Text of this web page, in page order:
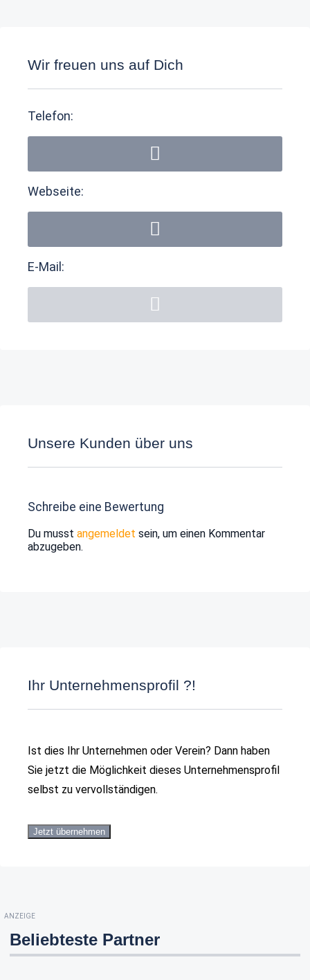
Wir freuen uns auf Dich
Telefon:
Webseite:
E-Mail:
Unsere Kunden über uns
Schreibe eine Bewertung
Du musst angemeldet sein, um einen Kommentar
abzugeben.
Ihr Unternehmensprofil ?!
Ist dies Ihr Unternehmen oder Verein? Dann haben
Sie jetzt die Möglichkeit dieses Unternehmensprofil
selbst zu vervollständigen.
Jetzt übernehmen
ANZEIGE
Beliebteste Partner